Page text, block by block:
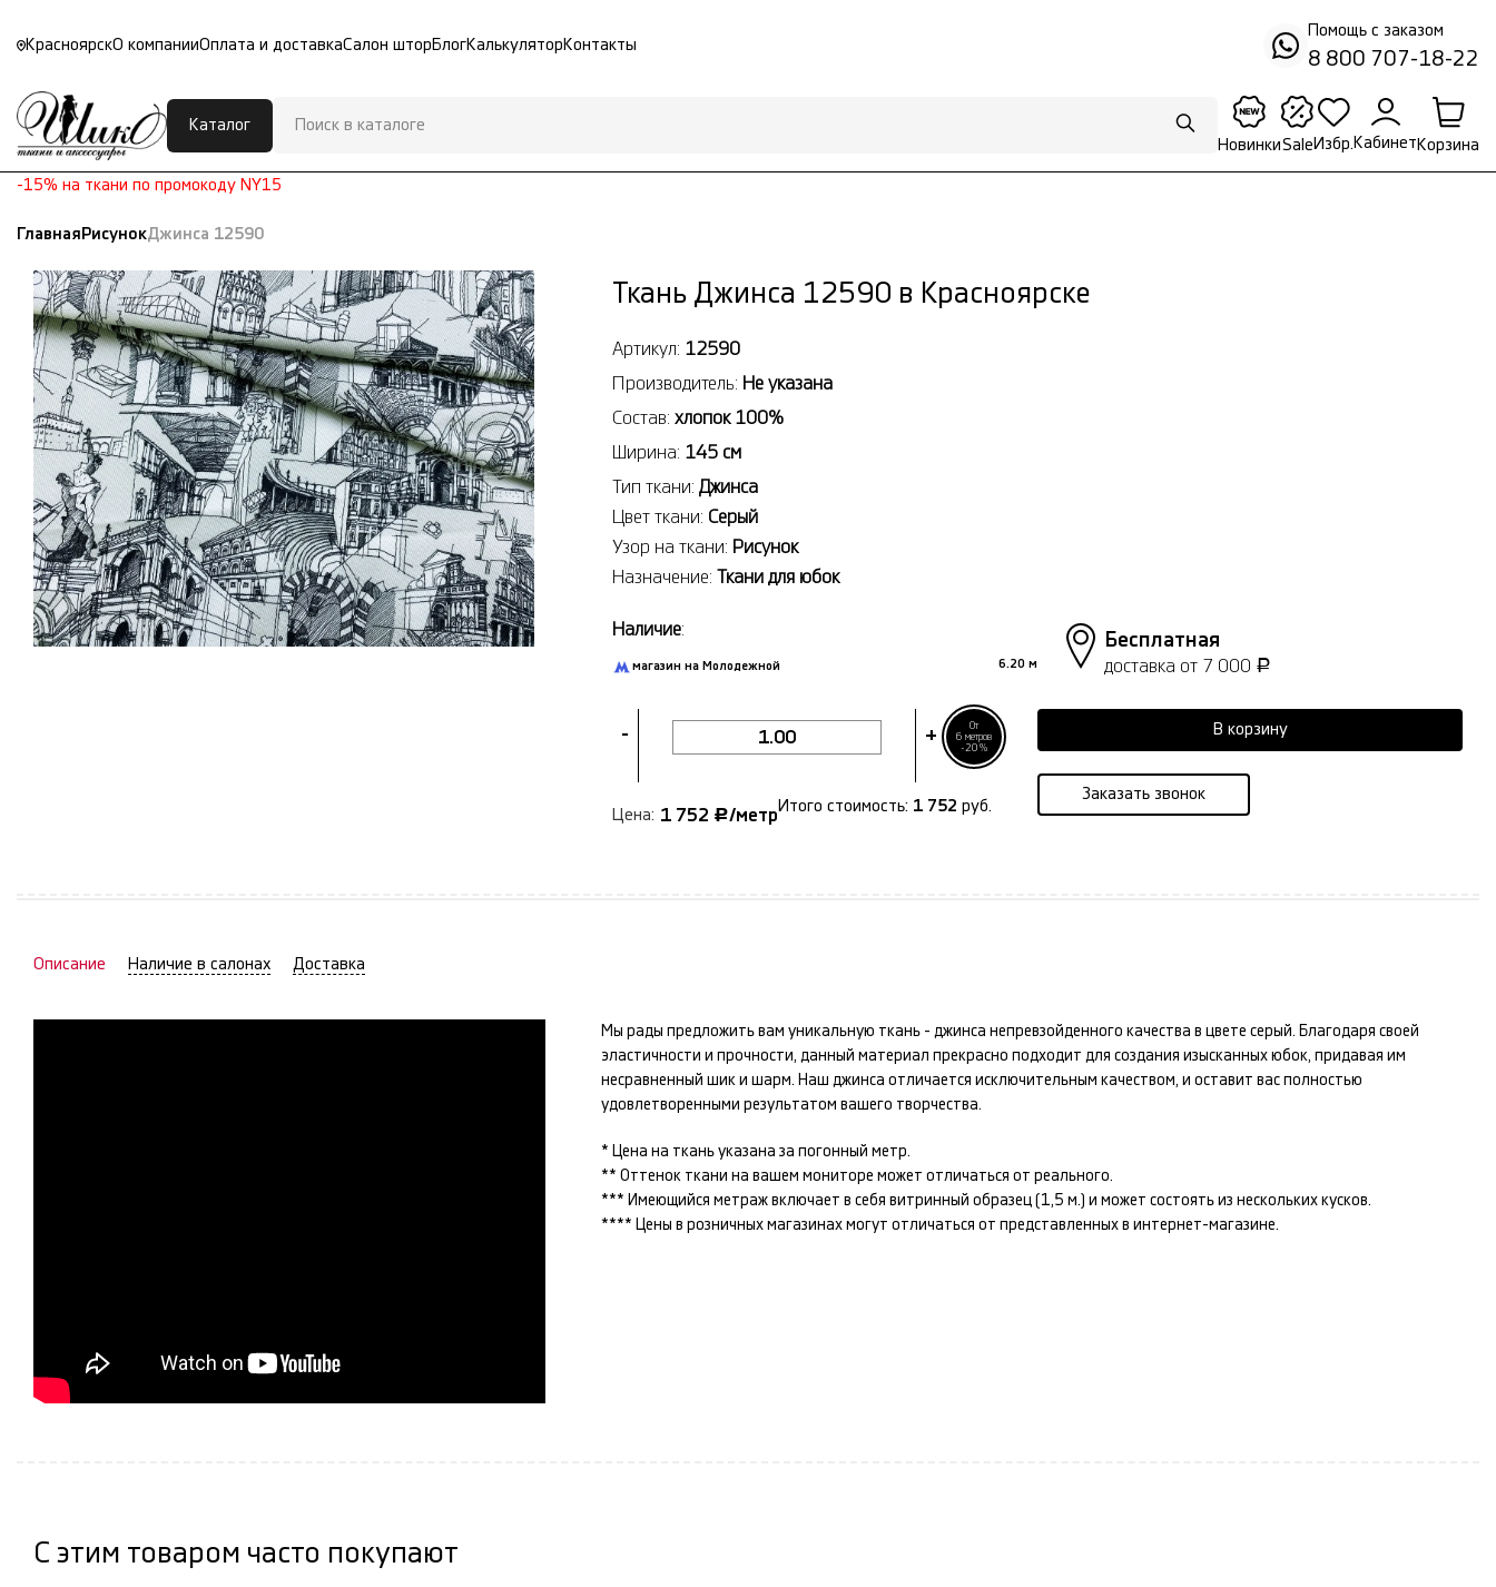
КрасноярскО компанииОплата и доставкаСалон штор БлогКалькулятор Контакты
Помощь с заказом
8 800 707-18-22
Каталог
НовинкиSale Избр. Кабинет Корзина
-15% на ткани по промокоду NY15
Главная РисунокДжинса 12590
Ткань Джинса 12590 в Красноярске
Артикул: 12590
Производитель: Не указана
Состав: хлопок 100%
Ширина: 145 см
Тип ткани: Джинса
Цвет ткани: Серый
Узор на ткани: Рисунок
Назначение: Ткани для юбок
Наличие:
магазин на Молодежной 6.20 м
Бесплатная
доставка от 7 000 Р
- +
От
6 метров
-20%
Цена: 1 752 Р/метр Итого стоимость: 1 752 руб.
В корзину
Заказать звонок
Описание Наличие в салонах Доставка
Мы рады предложить вам уникальную ткань - джинса непревзойденного качества в цвете серый. Благодаря своей
эластичности и прочности, данный материал прекрасно подходит для создания изысканных юбок, придавая им
несравненный шик и шарм. Наш джинса отличается исключительным качеством, и оставит вас полностью
удовлетворенными результатом вашего творчества.
* Цена на ткань указана за погонный метр.
** Оттенок ткани на вашем мониторе может отличаться от реального.
*** Имеющийся метраж включает в себя витринный образец (1,5 м.) и может состоять из нескольких кусков.
**** Цены в розничных магазинах могут отличаться от представленных в интернет-магазине.
С этим товаром часто покупают